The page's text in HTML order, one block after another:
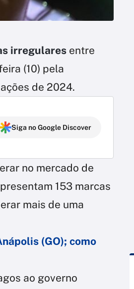
irregulares entre
(10) pela
de 2024.
Siga no Google Discover
no mercado de
153 marcas
mais de uma
(GO); como
ao governo